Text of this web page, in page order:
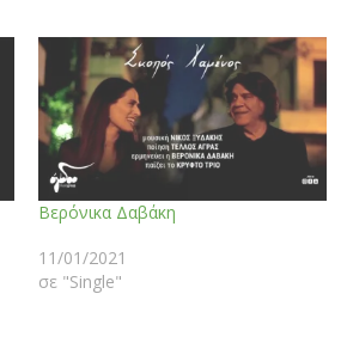
Βερόνικα Δαβάκη
11/01/2021
σε "Single"